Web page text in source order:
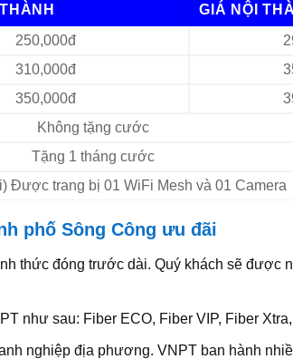
GIÁ NỘI
250,000đ
310,000đ
350,000đ
Không tặng cước
Tặng 1 tháng cước
Được trang bị 01 WiFi Mesh và 01 Camera
phố Sông Công ưu đãi
thức đóng trước dài. Quý khách sẽ được
như sau: Fiber ECO, Fiber VIP, Fiber
nghiệp địa phương. VNPT ban hành